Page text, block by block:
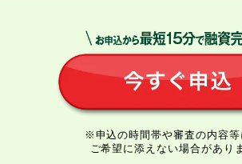
※申込の時間帯や審査の内容等
ご希望に添えない場合があり